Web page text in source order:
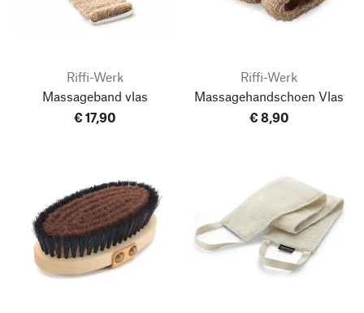
Riffi-Werk
Massageband vlas
€ 17,90
Riffi-Werk
Massagehandschoen Vlas
€ 8,90